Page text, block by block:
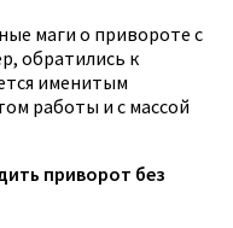
маги о привороте с
обратились к
именитым
работы и с массой
приворот без